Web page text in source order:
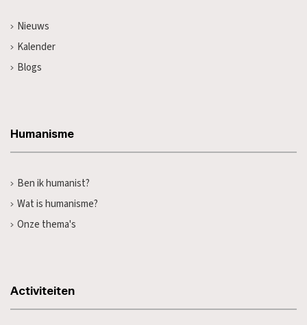
Nieuws
Kalender
Blogs
Humanisme
Ben ik humanist?
Wat is humanisme?
Onze thema's
Activiteiten